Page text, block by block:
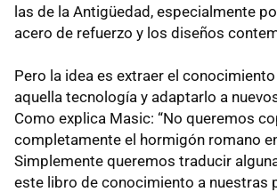
las de la Antigüedad, especialmente
acero de refuerzo y los diseños
Pero la idea es extraer el
aquella tecnología y adaptarlo a
Como explica Masic: “No queremos
completamente el hormigón romano
Simplemente queremos traducir
este libro de conocimiento a nuestras